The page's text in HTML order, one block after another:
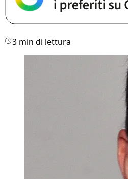
3 min di lettura